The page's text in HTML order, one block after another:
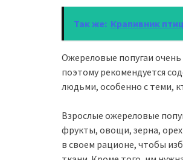
Так же: Крапивник
Ожереловые попугаи
поэтому рекомендуется
людьми, особенно с теми,
Взрослые ожереловые
фрукты, овощи, зерна,
в своем рационе, чтобы